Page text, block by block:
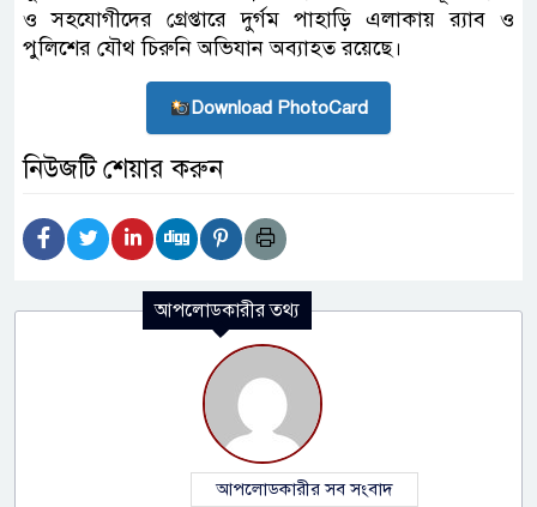
ও সহযোগীদের গ্রেপ্তারে দুর্গম পাহাড়ি এলাকায় র‌্যাব ও
পুলিশের যৌথ চিরুনি অভিযান অব্যাহত রয়েছে।
Download PhotoCard
নিউজটি শেয়ার করুন
আপলোডকারীর তথ্য
আপলোডকারীর সব সংবাদ